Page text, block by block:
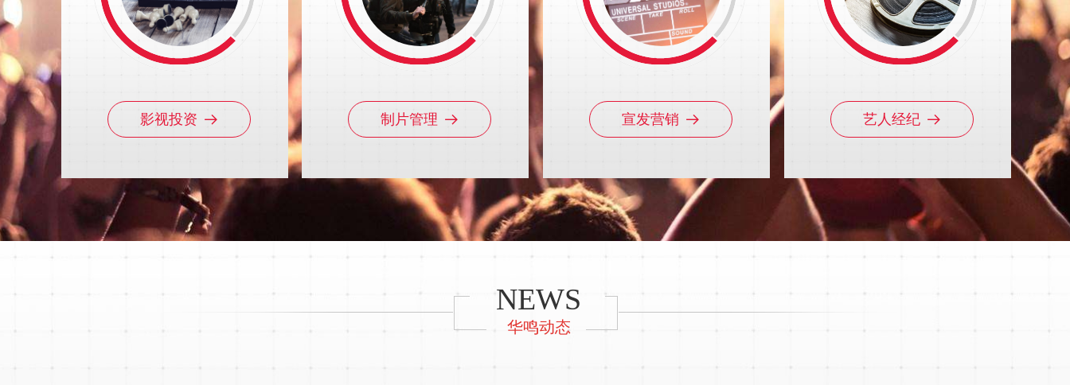
影视投资 뀠 制片管理 뀠 宣发营销 뀠 艺人经纪 뀠
NEWS
华鸣动态